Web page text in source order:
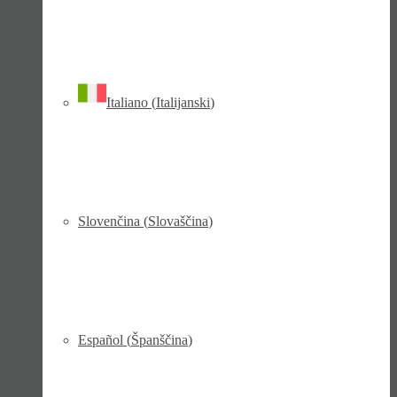
Italiano (Italijanski)
Slovenčina (Slovaščina)
Español (Španščina)